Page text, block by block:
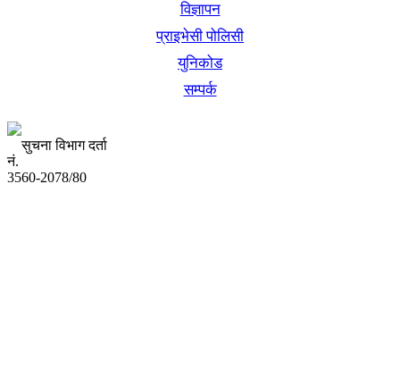
विज्ञापन
प्राइभेसी पोलिसी
युनिकोड
सम्पर्क
सुचना विभाग दर्ता
नं.
3560-2078/80